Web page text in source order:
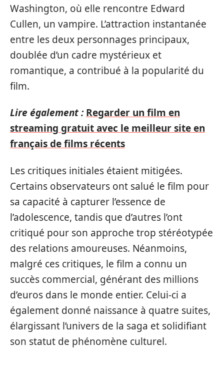
Washington, où elle rencontre Edward
Cullen, un vampire. L’attraction instantanée
entre les deux personnages principaux,
doublée d’un cadre mystérieux et
romantique, a contribué à la popularité du
film.
Lire également : Regarder un film en
streaming gratuit avec le meilleur site en
français de films récents
Les critiques initiales étaient mitigées.
Certains observateurs ont salué le film pour
sa capacité à capturer l’essence de
l’adolescence, tandis que d’autres l’ont
critiqué pour son approche trop stéréotypée
des relations amoureuses. Néanmoins,
malgré ces critiques, le film a connu un
succès commercial, générant des millions
d’euros dans le monde entier. Celui-ci a
également donné naissance à quatre suites,
élargissant l’univers de la saga et solidifiant
son statut de phénomène culturel.